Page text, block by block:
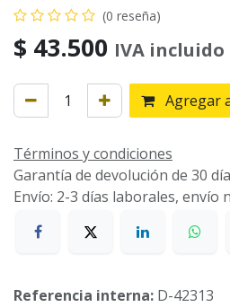
(0 reseña)
$ 43.500 IVA incluido
Agregar
Términos y condiciones
Garantía de devolución de 30
Envío: 2-3 días laborales, envío
Referencia interna: D-42313